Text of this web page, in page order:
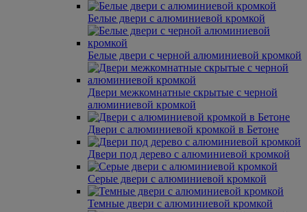
Белые двери с алюминиевой кромкой
Белые двери с черной алюминиевой кромкой
Двери межкомнатные скрытые с черной
алюминиевой кромкой
Двери с алюминиевой кромкой в Бетоне
Двери под дерево с алюминиевой кромкой
Серые двери с алюминиевой кромкой
Темные двери с алюминиевой кромкой